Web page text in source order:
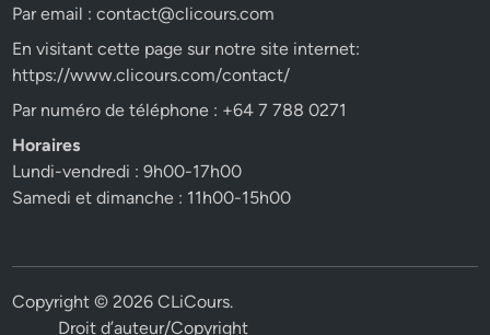
Par email :contact@clicours.com
En visitant cette page sur notre site internet:
https://www.clicours.com/contact/
Par numéro de téléphone : +64 7 788 0271
Horaires
Lundi-vendredi : 9h00-17h00
Samedi et dimanche : 11h00-15h00
Copyright © 2026CLiCours.
Droit d’auteur/Copyright